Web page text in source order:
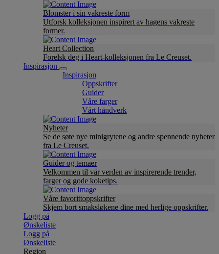
Blomster i sin vakreste form
Utforsk kolleksjonen inspirert av hagens vakreste
former.
Heart Collection
Forelsk deg i Heart-kolleksjonen fra Le Creuset.
Inspirasjon
Inspirasjon
Oppskrifter
Guider
Våre farger
Vårt håndverk
Nyheter
Se de søte nye minigrytene og andre spennende nyheter
fra Le Creuset.
Guider og temaer
Velkommen til vår verden av inspirerende trender,
farger og gode koketips.
Våre favorittoppskrifter
Skjem bort smaksløkene dine med herlige oppskrifter.
Logg på
Ønskeliste
Logg på
Ønskeliste
Region